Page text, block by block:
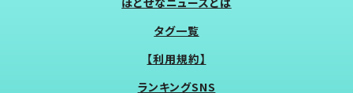
タグ一覧
【利用規約】
ランキングSNS